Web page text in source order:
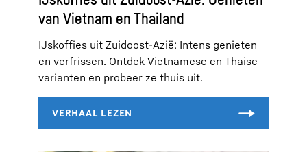
van Vietnam en Thailand
IJs­koffies uit Zuidoost-Azië: Intens genieten
en verfrissen. Ontdek Vietnamese en Thaise
varianten en probeer ze thuis uit.